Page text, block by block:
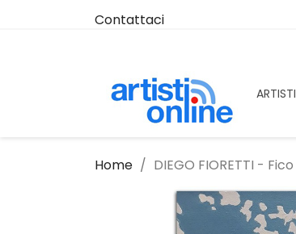
Contattaci
ARTISTI
Home DIEGO FIORETTI - Fico